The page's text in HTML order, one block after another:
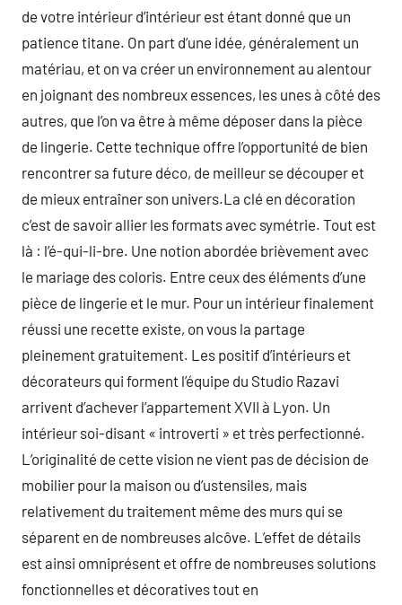
de votre intérieur d’intérieur est étant donné que un
patience titane. On part d’une idée, généralement un
matériau, et on va créer un environnement au alentour
en joignant des nombreux essences, les unes à côté des
autres, que l’on va être à même déposer dans la pièce
de lingerie. Cette technique offre l’opportunité de bien
rencontrer sa future déco, de meilleur se découper et
de mieux entraîner son univers.La clé en décoration
c’est de savoir allier les formats avec symétrie. Tout est
là : l’é-qui-li-bre. Une notion abordée brièvement avec
le mariage des coloris. Entre ceux des éléments d’une
pièce de lingerie et le mur. Pour un intérieur finalement
réussi une recette existe, on vous la partage
pleinement gratuitement. Les positif d’intérieurs et
décorateurs qui forment l’équipe du Studio Razavi
arrivent d’achever l’appartement XVII à Lyon. Un
intérieur soi-disant « introverti » et très perfectionné.
L’originalité de cette vision ne vient pas de décision de
mobilier pour la maison ou d’ustensiles, mais
relativement du traitement même des murs qui se
séparent en de nombreuses alcôve. L’effet de détails
est ainsi omniprésent et offre de nombreuses solutions
fonctionnelles et décoratives tout en